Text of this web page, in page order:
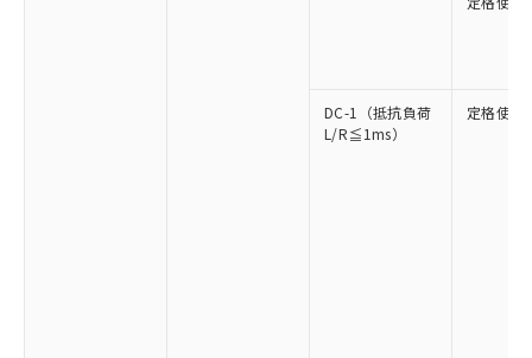
DC-1（抵抗負荷
L/R≦1ms）
定格使用